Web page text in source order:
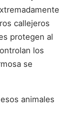
callejeros
protegen al
los
se
animales